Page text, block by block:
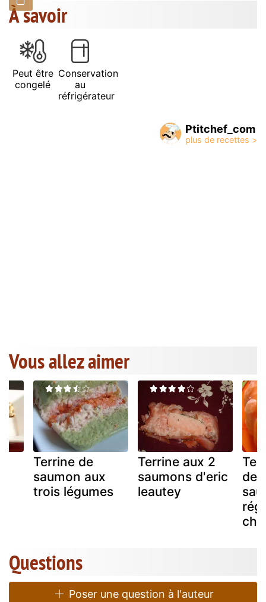
À savoir
Peut être
congelé
Conservation
au
réfrigérateur
Ptitchef_com
Vous allez aimer
Terrine de
saumon aux
trois légumes
Terrine aux 2
saumons d'eric
leautey
Questions
Poser une question à l'auteur